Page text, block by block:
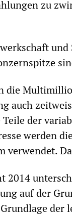
zu
die
auch
der
werden
verwendet.
2014
auf der
der